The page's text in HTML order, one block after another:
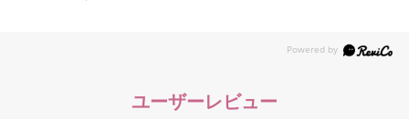
ユーザーレビュー